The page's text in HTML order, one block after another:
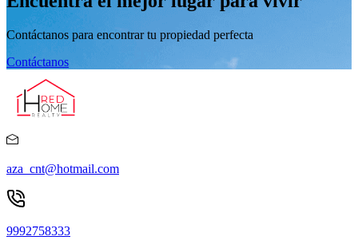
Contáctanos para encontrar tu propiedad perfecta
Contáctanos
aza_cnt@hotmail.com
9992758333